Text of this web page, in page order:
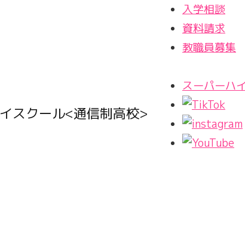
入学相談
資料請求
教職員募集
スーパーハ